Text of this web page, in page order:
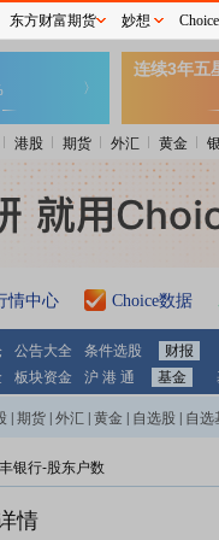
港股 期货 外汇 黄金
情中心 Choice数据
公告大全 条件选股 财报
板块资金 沪 港 通 基金
期货 外汇 黄金 自选股 自选
银行-股东户数
情
东方财富期货 妙想